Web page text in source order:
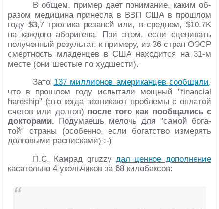
В общем, пример дает по­ни­ма­ние, каким об­
ра­зом ме­ди­ци­на при­нес­ла в ВВП США в про­шлом
году $3,7 трюли­ка ре­за­ной или, в сред­нем, $10.7K
на каж­до­го або­ри­ге­на. При этом, если оце­ни­вать
по­лу­чен­ный ре­зуль­тат, к при­ме­ру, из 36 стран ОЭСР
смерт­ность мла­ден­цев в США на­хо­дит­ся на 31-м
месте (они шестые по худ­ше­сти).
Зато 137 мил­ли­о­нов аме­ри­кан­цев со­об­щи­ли,
что в про­шлом году ис­пы­та­ли мощный "financial
hardship" (это когда воз­ни­ка­ют про­бле­мы с опла­той
счетов или долгов) после того как по­об­ща­лись с
док­то­ра­ми. По­ду­ма­ешь мелочь для "самой бо­га­
той" страны (осо­бен­но, если бо­гат­ство из­ме­рять
дол­го­вы­ми рас­пис­ка­ми) :-)
П.С. Камрад gruzzyдал ценное до­пол­не­ние
ка­са­тель­но 4 уколь­чи­ков за 68 ки­ло­бак­сов: